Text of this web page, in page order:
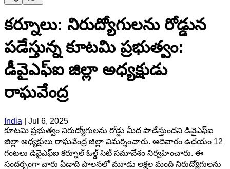
కర్నూలు: నిరుద్యోగులను రోడ్డున
పడేస్తున్న కూటమి ప్రభుత్వం:
డీవైఎఫ్ఐ జిల్లా అధ్యక్షుడు
రాఘవేంద్ర
India
Jul 6, 2025
కూటమి ప్రభుత్వం నిరుద్యోగులను రోడ్డు మీద పాడేస్తుందని డివైఎఫ్ఐ
జిల్లా అధ్యక్షులు రాఘవేంద్ర జిల్లా విమర్శించారు. ఆదివారం ఉదయం 12
గంటలు డివైఎఫ్ఐ కర్నూల్ ఓల్డ్ సిటీ సమావేశం నిర్వహించారు. ఈ
సందర్భంగా వారు ఏడాది పాలనలో మూడు లక్షల మంది నిరుద్యోగులను